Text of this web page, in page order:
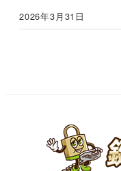
2026年3月31日